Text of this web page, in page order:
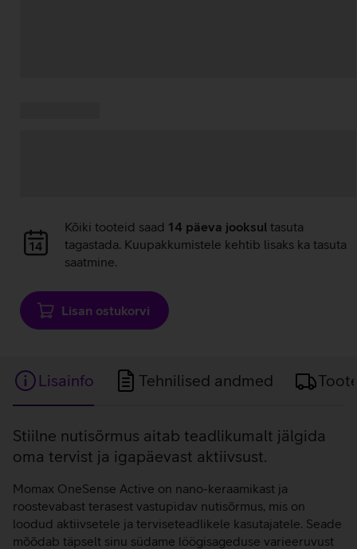
Andmete
laadimine
Kõiki tooteid saad 14 päeva jooksul tasuta
tagastada. Kuupakkumistele kehtib lisaks ka tasuta
saatmine.
Lisan ostukorvi
Lisainfo Tehnilised andmed
Lisainfo
Stiilne nutisõrmus aitab teadlikumalt jälgida
oma tervist ja igapäevast aktiivsust.
Momax OneSense Active on nano-keraamikast ja
roostevabast terasest vastupidav nutisõrmus, mis on
loodud aktiivsetele ja terviseteadlikele kasutajatele. Seade
mõõdab täpselt sinu südame löögisageduse varieeruvust